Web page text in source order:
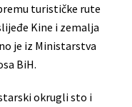
turističke rute
Kine i zemalja
je iz Ministarstva
BiH.
okrugli sto i